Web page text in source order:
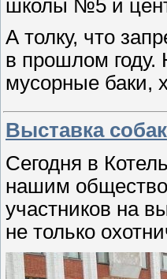
школы №5 и
А толку, что
в прошлом году.
мусорные баки,
Выставка собак
Сегодня в
нашим
участников на
не только